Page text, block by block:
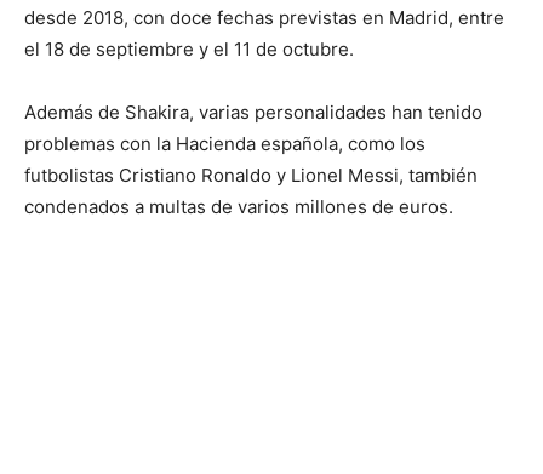
desde 2018, con doce fechas previstas en Madrid, entre
el 18 de septiembre y el 11 de octubre.
Además de Shakira, varias personalidades han tenido
problemas con la Hacienda española, como los
futbolistas Cristiano Ronaldo y Lionel Messi, también
condenados a multas de varios millones de euros.